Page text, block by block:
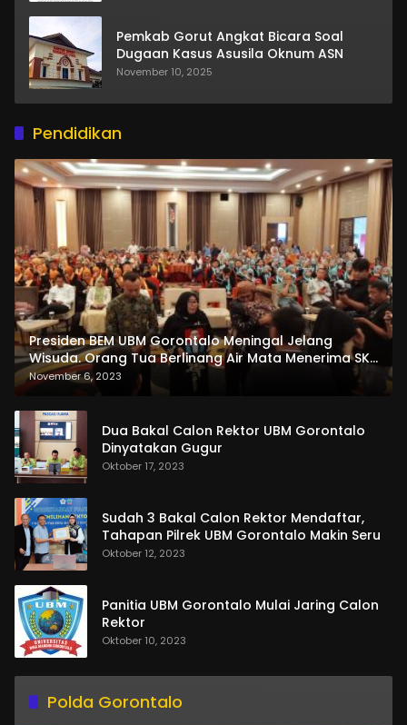
Pemkab Gorut Angkat Bicara Soal
Dugaan Kasus Asusila Oknum ASN
November 10, 2025
Pendidikan
Presiden BEM UBM Gorontalo Meningal Jelang
Wisuda. Orang Tua Berlinang Air Mata Menerima SKL
dan Pemasangan Salempang
November 6, 2023
Dua Bakal Calon Rektor UBM Gorontalo
Dinyatakan Gugur
Oktober 17, 2023
Sudah 3 Bakal Calon Rektor Mendaftar,
Tahapan Pilrek UBM Gorontalo Makin Seru
Oktober 12, 2023
Panitia UBM Gorontalo Mulai Jaring Calon
Rektor
Oktober 10, 2023
Polda Gorontalo